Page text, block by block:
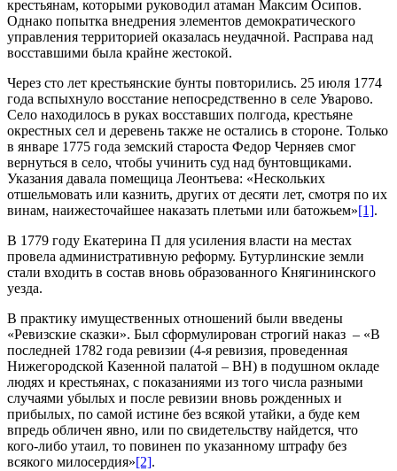
крестьянам, которыми руководил атаман Максим Осипов.
Однако попытка внедрения элементов демократического
управления территорией оказалась неудачной. Расправа над
восставшими была крайне жестокой.
Через сто лет крестьянские бунты повторились. 25 июля 1774
года вспыхнуло восстание непосредственно в селе Уварово.
Село находилось в руках восставших полгода, крестьяне
окрестных сел и деревень также не остались в стороне. Только
в январе 1775 года земский староста Федор Черняев смог
вернуться в село, чтобы учинить суд над бунтовщиками.
Указания давала помещица Леонтьева: «Нескольких
отшельмовать или казнить, других от десяти лет, смотря по их
винам, наижесточайшее наказать плетьми или батожьем»[1].
В 1779 году Екатерина П для усиления власти на местах
провела административную реформу. Бутурлинские земли
стали входить в состав вновь образованного Княгининского
уезда.
В практику имущественных отношений были введены
«Ревизские сказки». Был сформулирован строгий наказ – «В
последней 1782 года ревизии (4-я ревизия, проведенная
Нижегородской Казенной палатой – ВН) в подушном окладе
людях и крестьянах, с показаниями из того числа разными
случаями убылых и после ревизии вновь рожденных и
прибылых, по самой истине без всякой утайки, а буде кем
впредь обличен явно, или по свидетельству найдется, что
кого-либо утаил, то повинен по указанному штрафу без
всякого милосердия»[2].